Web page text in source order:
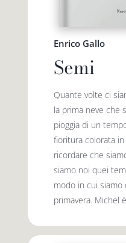
Enrico Gallo
Semi
Quante volte ci
la prima neve che
pioggia di un
fioritura colorata in
ricordare che
siamo noi quei
modo in cui siamo
primavera. Michel